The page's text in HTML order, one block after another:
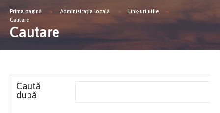
Prima pagină Administrația locală
Link-uri utile
Cautare
Cautare
Caută
după